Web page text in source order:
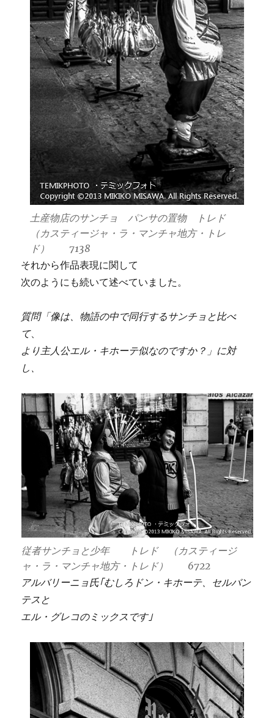
土産物店のサンチョ パンサの置物 トレド
（カスティージャ・ラ・マンチャ地方・トレ
ド） 7138
それから作品表現に関して
次のようにも続いて述べていました。
質問「像は、物語の中で同行するサンチョと比べ
て、
より主人公エル・キホーテ似なのですか？」に対
し、
従者サンチョと少年 トレド （カスティージ
ャ・ラ・マンチャ地方・トレド） 6722
アルバリーニョ氏｢むしろドン・キホーテ、セルバン
テスと
エル・グレコのミックスです｣